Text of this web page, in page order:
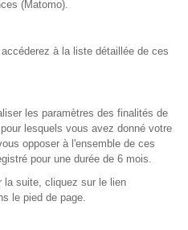
(Matomo).
à la liste détaillée de ces
les paramètres des finalités de
lesquels vous avez donné votre
opposer à l'ensemble de ces
pour une durée de 6 mois.
la suite, cliquez sur le lien
le pied de page.